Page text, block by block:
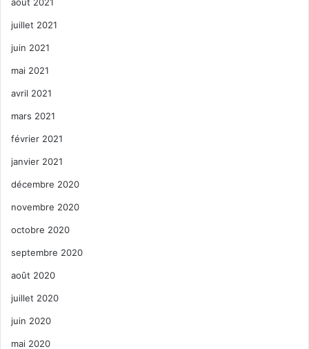
août 2021
juillet 2021
juin 2021
mai 2021
avril 2021
mars 2021
février 2021
janvier 2021
décembre 2020
novembre 2020
octobre 2020
septembre 2020
août 2020
juillet 2020
juin 2020
mai 2020